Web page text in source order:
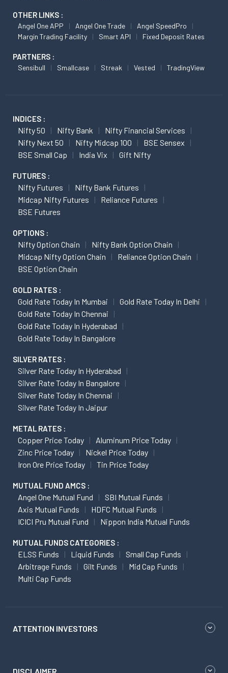
OTHER LINKS :
Angel One APP Angel One Trade
Angel SpeedPro
Margin Trading Facility
Smart API Fixed Deposit Rates
PARTNERS :
Sensibull Smallcase Streak Vested TradingView
INDICES :
Nifty 50 Nifty Bank
Nifty Financial Services
Nifty Next 50
Nifty Midcap 100
BSE Sensex
BSE Small Cap
India Vix Gift Nifty
FUTURES :
Nifty Futures
Nifty Bank Futures
Midcap Nifty Futures
Reliance Futures
BSE Futures
OPTIONS :
Nifty Option Chain
Nifty Bank Option Chain
Midcap Nifty Option Chain
Reliance Option Chain
BSE Option Chain
GOLD RATES :
Gold Rate Today In Mumbai
Gold Rate Today In Delhi
Gold Rate Today In Chennai
Gold Rate Today In Hyderabad
Gold Rate Today In Bangalore
SILVER RATES :
Silver Rate Today In Hyderabad
Silver Rate Today In Bangalore
Silver Rate Today In Chennai
Silver Rate Today In Jaipur
METAL RATES :
Copper Price Today
Aluminum Price Today
Zinc Price Today
Nickel Price Today
Iron Ore Price Today
Tin Price Today
MUTUAL FUND AMCS :
Angel One Mutual Fund
SBI Mutual Funds
Axis Mutual Funds
HDFC Mutual Funds
ICICI Pru Mutual Fund
Nippon India Mutual Funds
MUTUAL FUNDS CATEGORIES :
ELSS Funds Liquid Funds
Small Cap Funds
Arbitrage Funds
Gilt Funds
Mid Cap Funds
Multi Cap Funds
ATTENTION INVESTORS